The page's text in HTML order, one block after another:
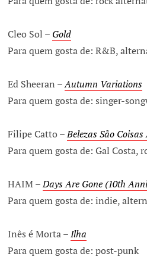
Cleo Sol – Gold
Para quem gosta de: R&B,
Ed Sheeran –Autumn Variations
Para quem gosta de: singer-
Filipe Catto –Belezas São
Para quem gosta de: Gal Costa,
HAIM –Days Are Gone (10th
Para quem gosta de: indie,
Inês é Morta –Ilha
Para quem gosta de: post-punk